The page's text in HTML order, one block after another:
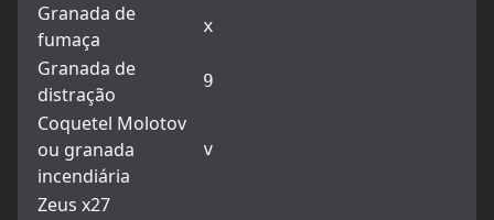
Granada de
fumaça
x
Granada de
distração
9
Coquetel Molotov
ou granada
incendiária
v
Zeus x27